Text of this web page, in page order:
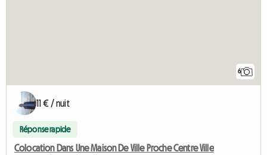
6
11 € / nuit
Réponse rapide
Colocation Dans Une Maison De Ville Proche Centre Ville